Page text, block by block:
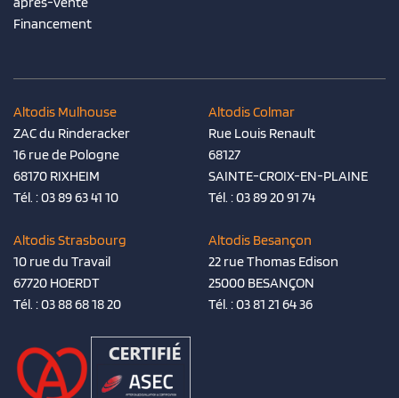
Financement
Altodis Mulhouse
ZAC du Rinderacker
16 rue de Pologne
68170 RIXHEIM
Tél. :03 89 63 41 10
Altodis Colmar
Rue Louis Renault
68127
SAINTE-CROIX-EN-PLAINE
Tél. :03 89 20 91 74
Altodis Strasbourg
10 rue du Travail
67720 HOERDT
Tél. :03 88 68 18 20
Altodis Besançon
22 rue Thomas Edison
25000 BESANÇON
Tél. :03 81 21 64 36